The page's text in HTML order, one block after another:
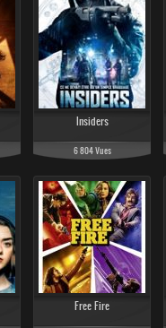
Insiders
6 804 Vues
Free Fire